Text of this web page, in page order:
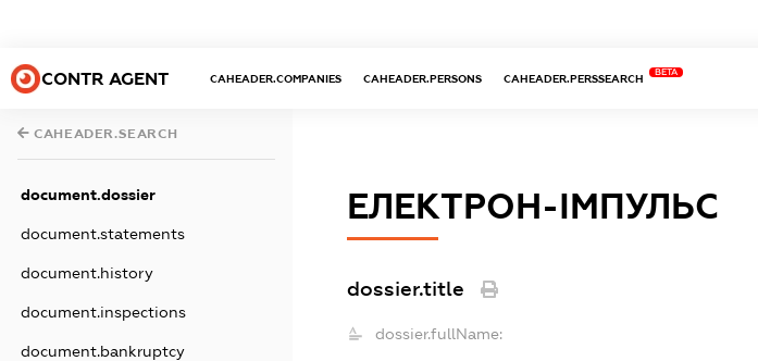
CONTR AGENT CAHEADER.COMPANIES CAHEADER.PERSONS CAHEADER.PERSSEARCH
BETA
CAHEADER.SEARCH
document.dossier
document.statements
document.history
document.inspections
document.bankruptcy
ЕЛЕКТРОН-ІМПУЛЬС
dossier.title
dossier.fullName: